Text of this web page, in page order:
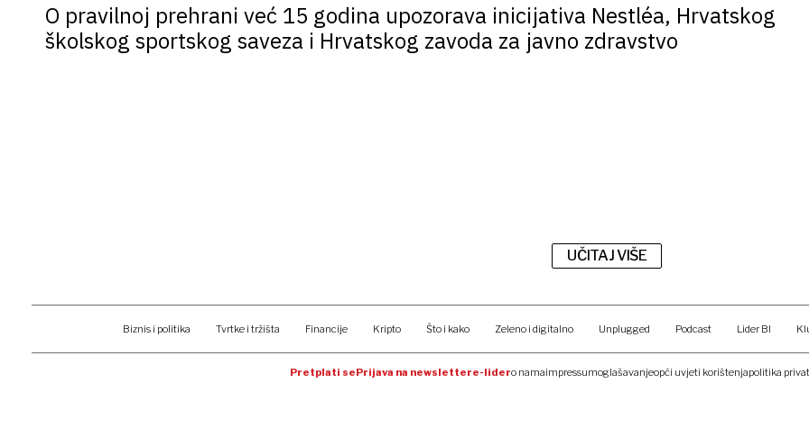
O pravilnoj prehrani već 15 godina upozorava inicijativa Nestléa, Hrvatskog
školskog sportskog saveza i Hrvatskog zavoda za javno zdravstvo
UČITAJ VIŠE
Biznis i politika Tvrtke i tržišta Financije Kripto Što i kako Zeleno i digitalno Unplugged Podcast Lider BI
Pretplati sePrijava na newslettere-lidero namaimpressumoglašavanjeopći uvjeti korištenjapolitika